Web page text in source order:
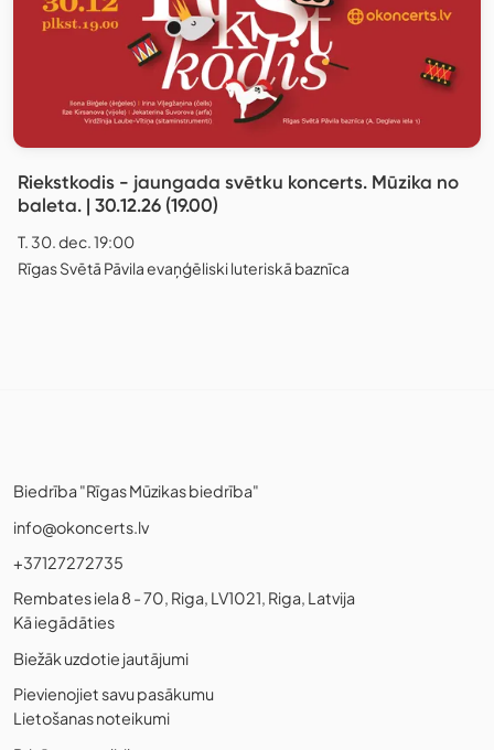
Riekstkodis - jaungada svētku koncerts. Mūzika no
baleta. | 30.12.26 (19.00)
T. 30. dec. 19:00
Rīgas Svētā Pāvila evaņģēliski luteriskā baznīca
Biedrība "Rīgas Mūzikas biedrība"
info@okoncerts.lv
+37127272735
Rembates iela 8 - 70, Riga, LV1021, Riga, Latvija
Kā iegādāties
Biežāk uzdotie jautājumi
Pievienojiet savu pasākumu
Lietošanas noteikumi